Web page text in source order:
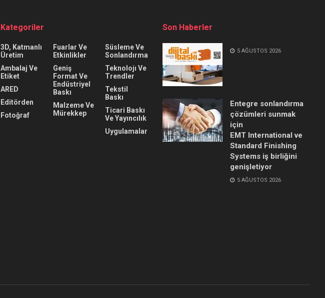
Kategoriler
3D, Katmanlı
Üretim
Ambalaj Ve
Etiket
ARED
Editörden
Fotoğraf
Fuarlar Ve
Etkinlikler
Geniş
Format Ve
Endüstriyel
Baskı
Malzeme Ve
Mürekkep
Süsleme Ve
Sonlandırma
Teknolojı Ve
Trendler
Tekstil
Baskı
Ticari Baskı
Ve Yayıncılık
Uygulamalar
Son Haberler
5 AĞUSTOS 2026
Entegre sonlandırma
çözümleri sunmak
için
EMT International ve
Standard Finishing
Systems iş birliğini
genişletiyor
5 AĞUSTOS 2026